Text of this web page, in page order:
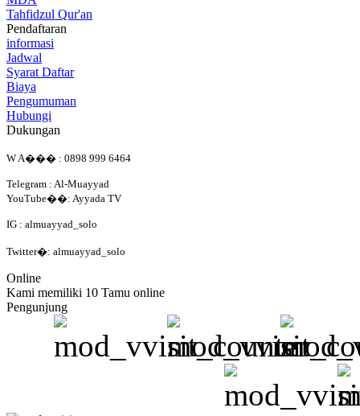
Tahfidzul Qur'an
Pendaftaran
informasi
Jadwal
Syarat Daftar
Biaya
Pengumuman
Hubungi
Dukungan
W A��� : 0898 999 6464
Telegram : Al-Muayyad
YouTube��: Ayyada TV
IG : almuayyad_solo
Twitter�: almuayyad_solo
Online
Kami memiliki 10 Tamu online
Pengunjung